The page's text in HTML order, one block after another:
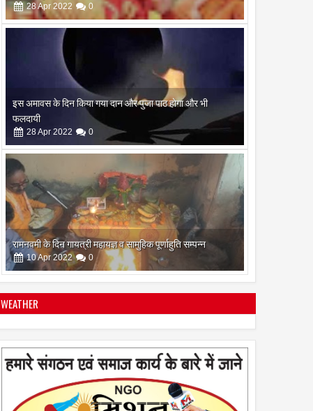
28 Apr 2022 0
रामनवमी के दिन गायत्री महायज्ञ व सामुहिक पूर्णाहुति सम्पन्न
10Apr 2022 0
सिद्ध कुंजिका स्तोत्र का पाठ ऐसे करें
12Apr 2024 0
स्त्रियां गुरु क्यों नही बन सकती
2022 0
WEATHER